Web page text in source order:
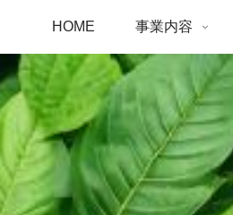
HOME 事業内容